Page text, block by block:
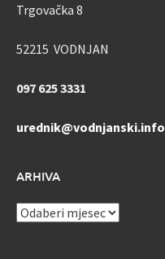
Trgovačka 8
52215 VODNJAN
097 625 3331
urednik@vodnjanski.info
ARHIVA
ARHIVA